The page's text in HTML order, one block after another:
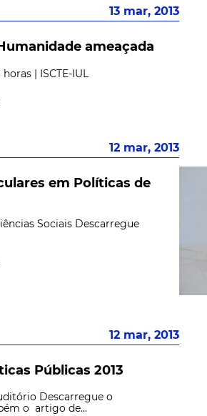
13 mar, 2013
ameaçada
horas | ISCTE-IUL
12 mar, 2013
em Políticas de
Sociais Descarregue
12 mar, 2013
Públicas 2013
Descarregue o
o artigo de...